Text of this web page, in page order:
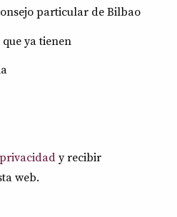
particular de Bilbao
ya tienen
y recibir
web.